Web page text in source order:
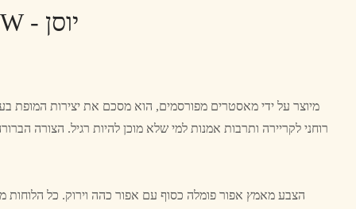
דקורטיבי LT520W - יוסן
מיוצר על ידי מאסטרים מפורסמים, הוא מסכם את יצירות המופת
רוחני לקריירה ותרבות אמנות למי שלא מוכן להיות רגיל. הצורה
הצבע מאמץ אפור פומלה כסוף עם אפור כהה וירוק. כל הלוחות